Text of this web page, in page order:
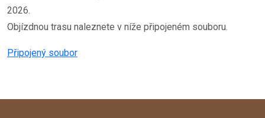
2026.
Objízdnou trasu naleznete v níže připojeném souboru.
Připojený soubor